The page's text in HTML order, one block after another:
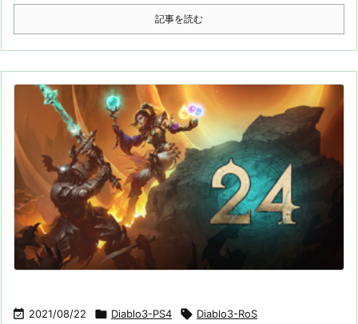
記事を読む
 2021/08/22  Diablo3-PS4  Diablo3-RoS